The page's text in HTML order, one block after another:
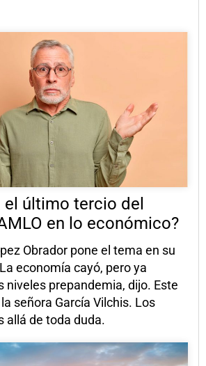
el último tercio del
en lo económico?
Obrador pone el tema en su
economía cayó, pero ya
niveles prepandemia, dijo. Este
señora García Vilchis. Los
allá de toda duda.